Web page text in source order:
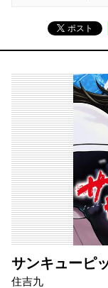
ポスト
サンキューピ
住吉九